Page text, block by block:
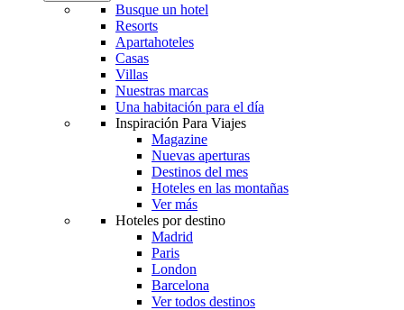
Busque un hotel
Resorts
Apartahoteles
Casas
Villas
Nuestras marcas
Una habitación para el día
Inspiración Para Viajes
Magazine
Nuevas aperturas
Destinos del mes
Hoteles en las montañas
Ver más
Hoteles por destino
Madrid
Paris
London
Barcelona
Ver todos destinos